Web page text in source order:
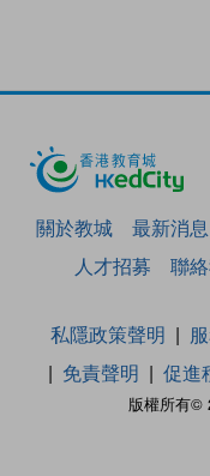
關於教城 最新消息
人才招募
聯
版權所有©
私隱政策聲明
免責聲明
促進